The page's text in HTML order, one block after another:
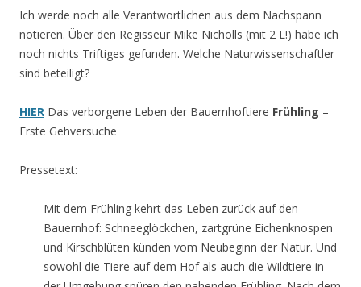
Ich werde noch alle Verantwortlichen aus dem Nachspann
notieren. Über den Regisseur Mike Nicholls (mit 2 L!) habe ich
noch nichts Triftiges gefunden. Welche Naturwissenschaftler
sind beteiligt?
HIER Das verborgene Leben der Bauernhoftiere Frühling –
Erste Gehversuche
Pressetext:
Mit dem Frühling kehrt das Leben zurück auf den
Bauernhof: Schneeglöckchen, zartgrüne Eichenknospen
und Kirschblüten künden vom Neubeginn der Natur. Und
sowohl die Tiere auf dem Hof als auch die Wildtiere in